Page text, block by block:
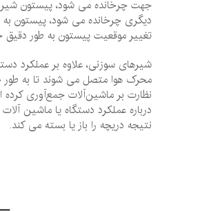
جهت چرخانده می ‌شود، پیستون شیر
دیگری چرخانده می‌ شود، پیستون به
تغییر موقعیت پیستون به طور دقیق
شیرهای سوزنی، علاوه بر عملکرد
محرک هوا متصل می ‌شوند تا به طور
نظارت بر ماشین‌آلات جمع‌آوری
درباره عملکرد دستگاه یا ماشین
نتیجه دریچه را باز یا بسته می‌ کند.